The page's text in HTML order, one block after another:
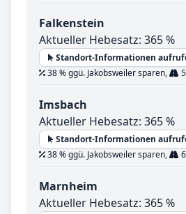
Falkenstein
Aktueller Hebesatz: 365 %
Standort-Informationen
38 % ggü. Jakobsweiler sparen,
Imsbach
Aktueller Hebesatz: 365 %
Standort-Informationen
38 % ggü. Jakobsweiler sparen,
Marnheim
Aktueller Hebesatz: 365 %